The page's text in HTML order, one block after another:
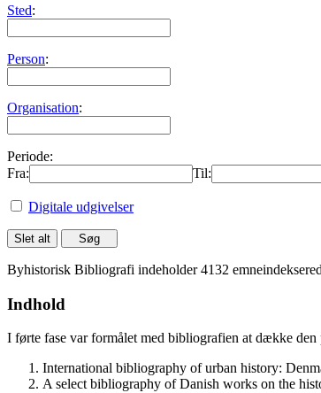
Sted:
Person:
Organisation:
Periode:
Fra:
Til:
Digitale udgivelser
Byhistorisk Bibliografi indeholder 4132
Indhold
I førte fase var formålet med bibliografien at dække
International bibliography of urban history:
A select bibliography of Danish works on the